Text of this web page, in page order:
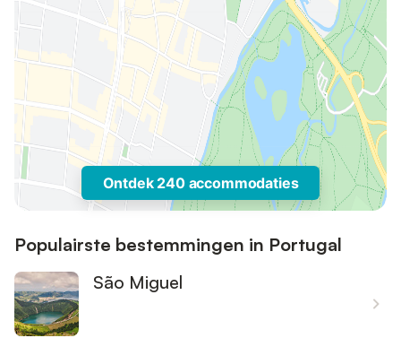
Ontdek 240 accommodaties
Populairste bestemmingen in Portugal
São Miguel